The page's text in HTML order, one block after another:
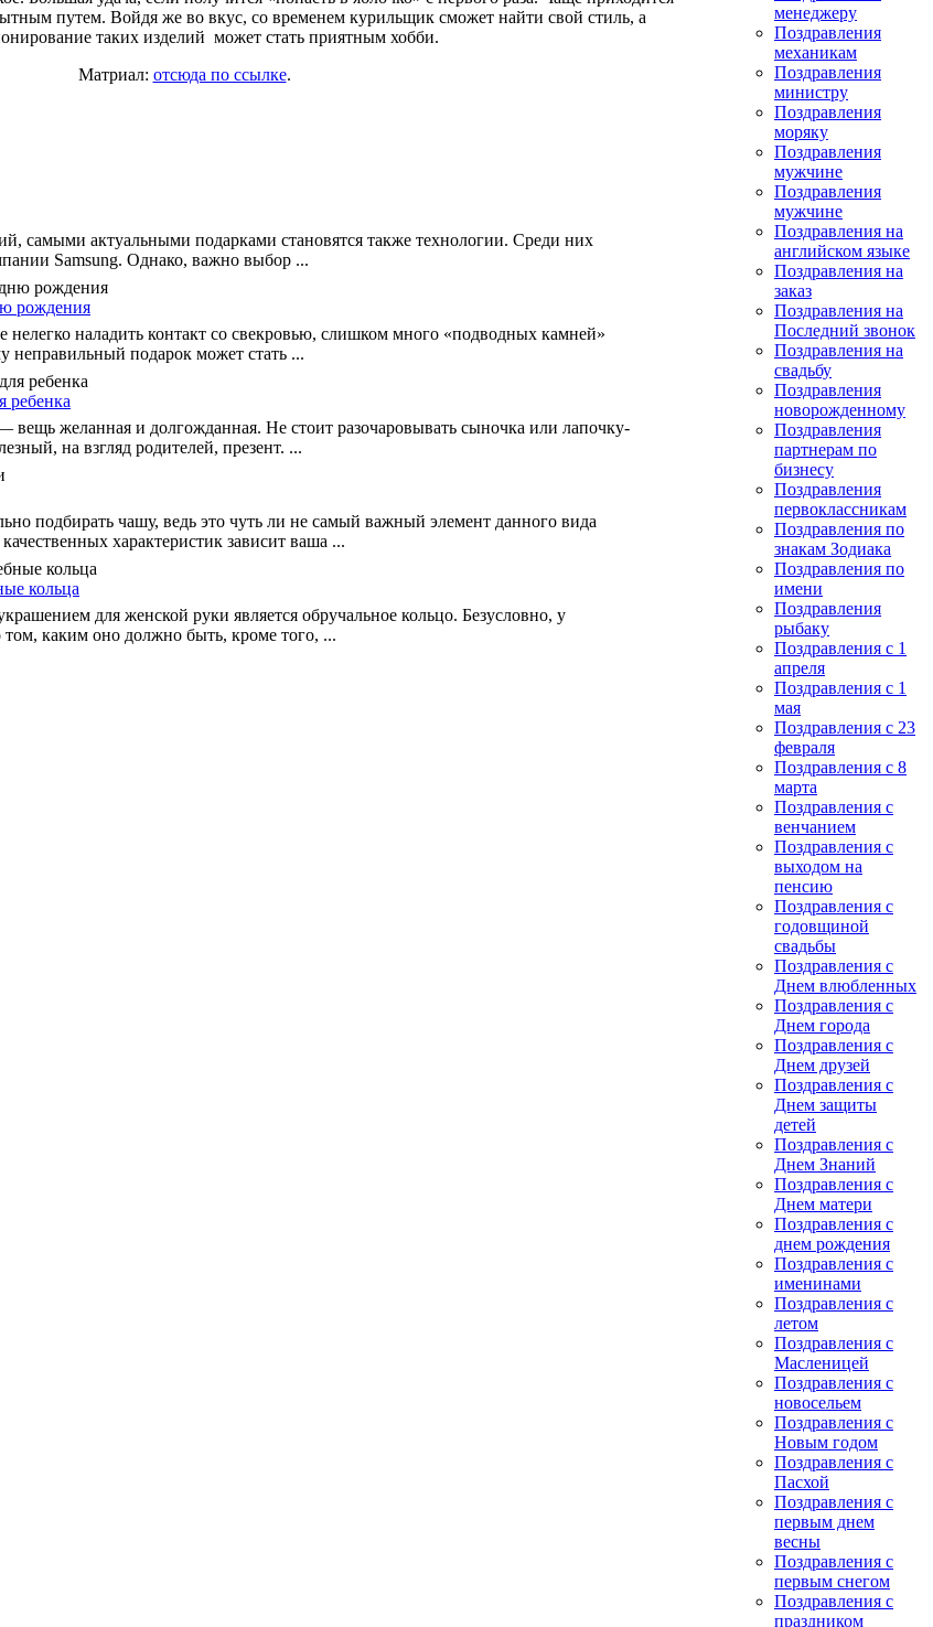
путем. Войдя же во вкус, со временем курильщик сможет найти свой стиль, а
таких изделий может стать приятным хобби.
Матриал: отсюда по ссылке.
самыми актуальными подарками становятся также технологии. Среди них
Samsung. Однако, важно выбор ...
рождения
нелегко наладить контакт со свекровью, слишком много «подводных камней»
неправильный подарок может стать ...
ребенка
вещь желанная и долгожданная. Не стоит разочаровывать сыночка или лапочку-
на взгляд родителей, презент. ...
подбирать чашу, ведь это чуть ли не самый важный элемент данного вида
характеристик зависит ваша ...
кольца
для женской руки является обручальное кольцо. Безусловно, у
том, каким оно должно быть, кроме того, ...
менеджеру
Поздравления
механикам
Поздравления
министру
Поздравления
моряку
Поздравления
мужчине
Поздравления
мужчине
Поздравления на
английском языке
Поздравления на
заказ
Поздравления на
Последний звонок
Поздравления на
свадьбу
Поздравления
новорожденному
Поздравления
партнерам по
бизнесу
Поздравления
первоклассникам
Поздравления по
знакам Зодиака
Поздравления по
имени
Поздравления
рыбаку
Поздравления с 1
апреля
Поздравления с 1
мая
Поздравления с 23
февраля
Поздравления с 8
марта
Поздравления с
венчанием
Поздравления с
выходом на
пенсию
Поздравления с
годовщиной
свадьбы
Поздравления с
Днем влюбленных
Поздравления с
Днем города
Поздравления с
Днем друзей
Поздравления с
Днем защиты
детей
Поздравления с
Днем Знаний
Поздравления с
Днем матери
Поздравления с
днем рождения
Поздравления с
именинами
Поздравления с
летом
Поздравления с
Масленицей
Поздравления с
новосельем
Поздравления с
Новым годом
Поздравления с
Пасхой
Поздравления с
первым днем
весны
Поздравления с
первым снегом
Поздравления с
праздником